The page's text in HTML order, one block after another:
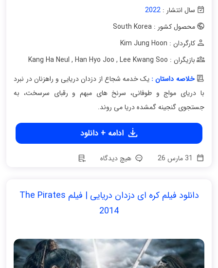
سال انتشار :2022
محصول کشور : South Korea
کارگردان : Kim Jung Hoon
بازیگران : Kang Ha Neul
, Han Hyo Joo , Lee Kwang Soo
خلاصه داستان : یک خدمه شجاع از دزدان دریایی و راهزنان در نبرد
با دریای مواج و طوفانی، سرنخ های مبهم و رقبای سرسخت، به
جستجوی گنجینه گمشده دریا می روند.
ادامه + دانلود
هیچ دیدگاه
دانلود فیلم کره ای دزدان دریایی | فیلم The Pirates
2014